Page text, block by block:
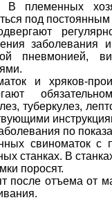
В племенных
под
заболевания
пневмонией,
и хряков-
туберкулез,
по
свиноматок с
станках. В
поросят.
после отъема от